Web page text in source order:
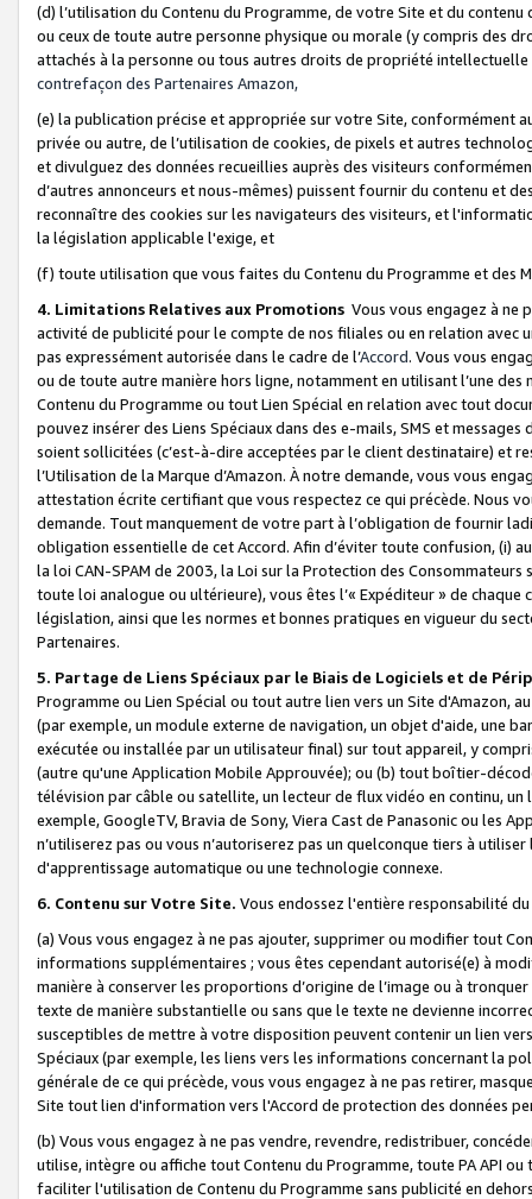
(d) l’utilisation du Contenu du Programme, de votre Site et du
ou ceux de toute autre personne physique ou morale (y compris des
attachés à la personne ou tous autres droits de propriété
contrefaçon des Partenaires Amazon,
(e) la publication précise et appropriée sur votre Site, conformément
privée ou autre, de l’utilisation de cookies, de pixels et autres
et divulguez des données recueillies auprès des visiteurs
d’autres annonceurs et nous-mêmes) puissent fournir du contenu et
reconnaître des cookies sur les navigateurs des visiteurs, et
la législation applicable l'exige, et
(f) toute utilisation que vous faites du Contenu du Programme et des
4. Limitations Relatives aux Promotions Vous vous engagez à ne
activité de publicité pour le compte de nos filiales ou en relation avec
pas expressément autorisée dans le cadre de l’Accord. Vous vous
ou de toute autre manière hors ligne, notamment en utilisant l’une
Contenu du Programme ou tout Lien Spécial en relation avec tout
pouvez insérer des Liens Spéciaux dans des e-mails, SMS et
soient sollicitées (c’est-à-dire acceptées par le client destinataire) et
l’Utilisation de la Marque d’Amazon. À notre demande, vous vous
attestation écrite certifiant que vous respectez ce qui précède. Nous
demande. Tout manquement de votre part à l’obligation de fournir
obligation essentielle de cet Accord. Afin d’éviter toute confusion, (i)
la loi CAN-SPAM de 2003, la Loi sur la Protection des
toute loi analogue ou ultérieure), vous êtes l’« Expéditeur » de
législation, ainsi que les normes et bonnes pratiques en vigueur du
Partenaires.
5. Partage de Liens Spéciaux par le Biais de Logiciels et de
Programme ou Lien Spécial ou tout autre lien vers un Site d'Amazon,
(par exemple, un module externe de navigation, un objet d'aide, une
exécutée ou installée par un utilisateur final) sur tout appareil, y
(autre qu'une Application Mobile Approuvée); ou (b) tout boîtier-
télévision par câble ou satellite, un lecteur de flux vidéo en continu,
exemple, GoogleTV, Bravia de Sony, Viera Cast de Panasonic ou les
n’utiliserez pas ou vous n’autoriserez pas un quelconque tiers à
d'apprentissage automatique ou une technologie connexe.
6. Contenu sur Votre Site. Vous endossez l'entière responsabilité
(a) Vous vous engagez à ne pas ajouter, supprimer ou modifier tout
informations supplémentaires ; vous êtes cependant autorisé(e) à
manière à conserver les proportions d’origine de l’image ou à
texte de manière substantielle ou sans que le texte ne devienne
susceptibles de mettre à votre disposition peuvent contenir un lien
Spéciaux (par exemple, les liens vers les informations concernant la
générale de ce qui précède, vous vous engagez à ne pas retirer,
Site tout lien d'information vers l'Accord de protection des données
(b) Vous vous engagez à ne pas vendre, revendre, redistribuer,
utilise, intègre ou affiche tout Contenu du Programme, toute PA API
faciliter l'utilisation de Contenu du Programme sans publicité en